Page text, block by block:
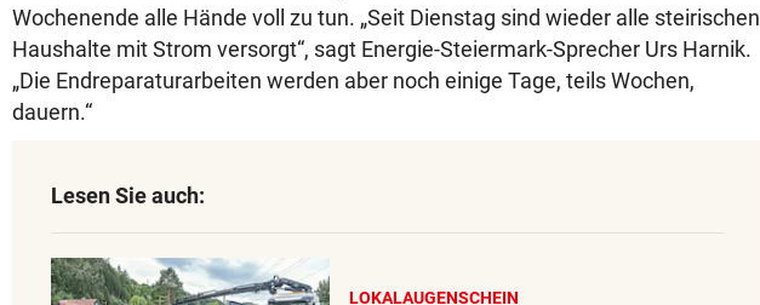
Wochenende alle Hände voll zu tun. „Seit Dienstag sind wieder alle steirischen
Haushalte mit Strom versorgt“, sagt Energie-Steiermark-Sprecher Urs Harnik.
„Die Endreparaturarbeiten werden aber noch einige Tage, teils Wochen,
dauern.“
Lesen Sie auch:
LOKALAUGENSCHEIN